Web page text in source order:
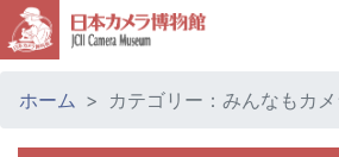
ホーム カテゴリー：みんなもカメ